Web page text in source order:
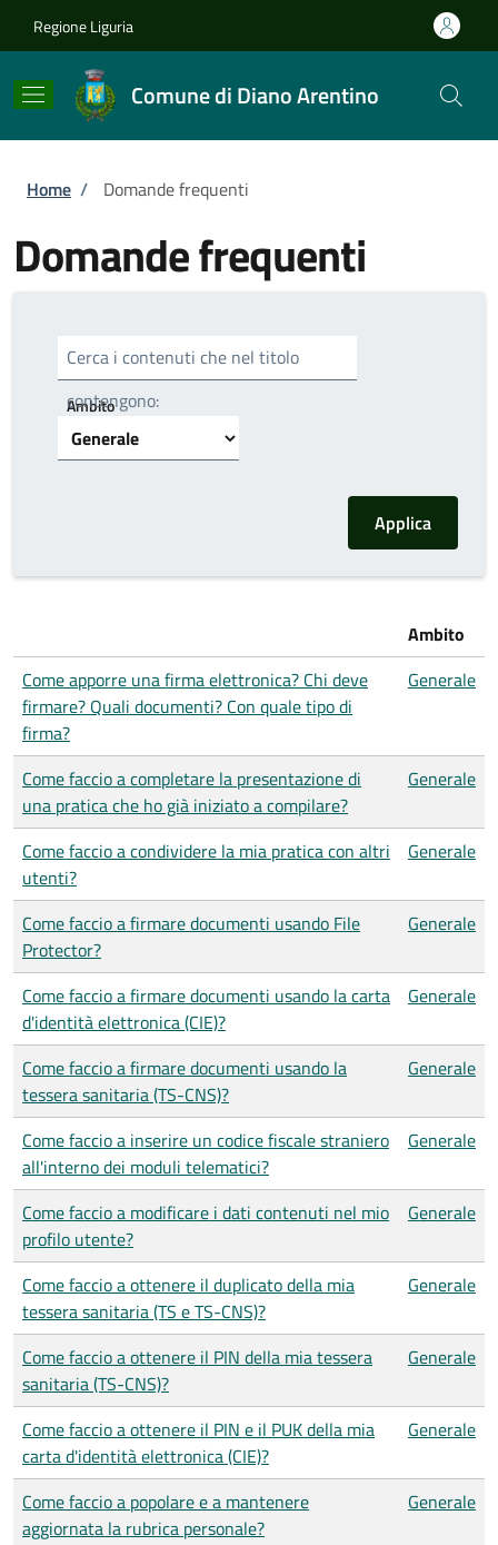
Regione Liguria
Comune di Diano Arentino
Briciole di pane
Home / Domande frequenti
Domande frequenti
Cerca i contenuti che nel titolo
contengono:
Ambito
Ambito
Come apporre una firma elettronica? Chi deve
firmare? Quali documenti? Con quale tipo di
firma?
Generale
Come faccio a completare la presentazione di
una pratica che ho già iniziato a compilare?
Generale
Come faccio a condividere la mia pratica con altri
utenti?
Generale
Come faccio a firmare documenti usando File
Protector?
Generale
Come faccio a firmare documenti usando la carta
d'identità elettronica (CIE)?
Generale
Come faccio a firmare documenti usando la
tessera sanitaria (TS-CNS)?
Generale
Come faccio a inserire un codice fiscale straniero
all'interno dei moduli telematici?
Generale
Come faccio a modificare i dati contenuti nel mio
profilo utente?
Generale
Come faccio a ottenere il duplicato della mia
tessera sanitaria (TS e TS-CNS)?
Generale
Come faccio a ottenere il PIN della mia tessera
sanitaria (TS-CNS)?
Generale
Come faccio a ottenere il PIN e il PUK della mia
carta d'identità elettronica (CIE)?
Generale
Come faccio a popolare e a mantenere
aggiornata la rubrica personale?
Generale